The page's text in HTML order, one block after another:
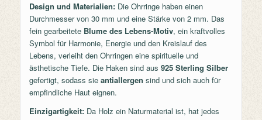
Design und Materialien:Die Ohrringe haben einen
Durchmesser von 30 mm und eine Stärke von 2 mm. Das
fein gearbeitete Blume des Lebens-Motiv, ein kraftvolles
Symbol für Harmonie, Energie und den Kreislauf des
Lebens, verleiht den Ohrringen eine spirituelle und
ästhetische Tiefe. Die Haken sind aus 925 Sterling Silber
gefertigt, sodass sie antiallergen sind und sich auch für
empfindliche Haut eignen.
Einzigartigkeit:Da Holz ein Naturmaterial ist, hat jedes